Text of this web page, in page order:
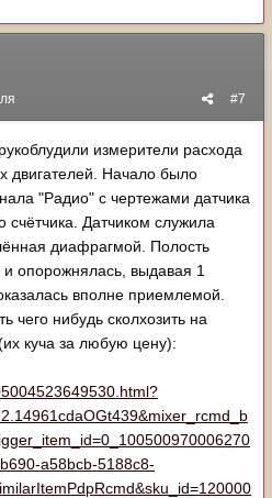
#7
измерители расхода
двигателей. Начало было
"Радио" с чертежами датчика
счётчика. Датчиком служила
диафрагмой. Полость
опорожнялась, выдавая 1
вполне приемлемой.
чего нибудь сколхозить на
куча за любую цену):
a58bcb-5188c8-